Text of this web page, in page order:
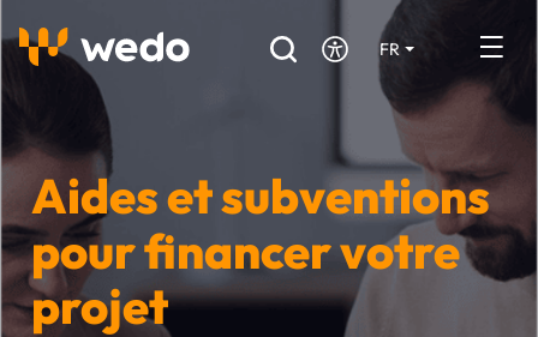
FR
DE
EN
Annuaire des Artisans
Demande de devis
Réalisations
Aides et subventions
Aides et subventions
pour financer votre
projet